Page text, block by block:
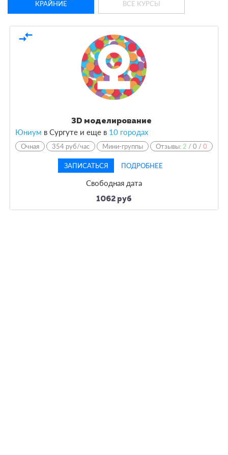
КРАЙНИЕ ВСЕ КУРСЫ
compare_arrows
3D моделирование
Юниум в Сургуте и еще в 10 городах
Очная 354 руб/час Мини-группы Отзывы: 2 /0 /0
ЗАПИСАТЬСЯ ПОДРОБНЕЕ
Свободная дата
1062 руб